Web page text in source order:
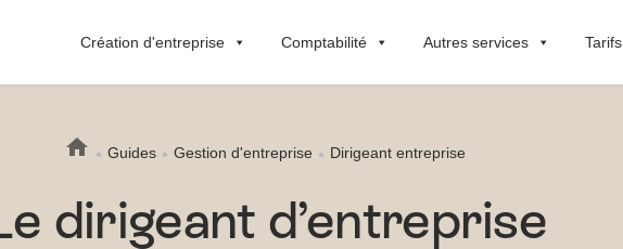
Création d'entreprise Comptabilité Autres services Tarifs
Guides Gestion d'entreprise Dirigeant entreprise
dirigeant d’entreprise